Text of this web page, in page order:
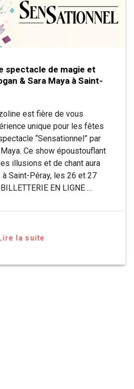
spectacle de magie et
& Sara Maya à Saint-
est fière de vous
unique pour les fêtes
“Sensationnel” par
Ce show époustouflant
illusions et de chant aura
à Saint-Péray, les 26 et 27
EN LIGNE …
la suite